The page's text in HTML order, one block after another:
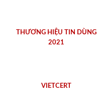
THƯƠNG HIỆU TIN DÙNG
2021
VIETCERT